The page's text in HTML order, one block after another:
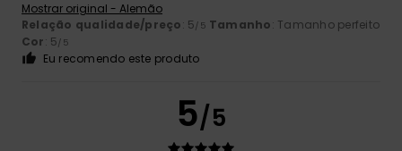
Mostrar original - Alemão
Relação qualidade/preço: 5/5 Tamanho: Tamanho perfeito
Cor: 5/5
Eu recomendo este produto
5/5